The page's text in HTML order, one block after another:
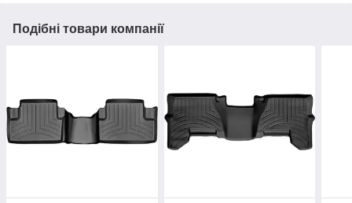
Подібні товари компанії